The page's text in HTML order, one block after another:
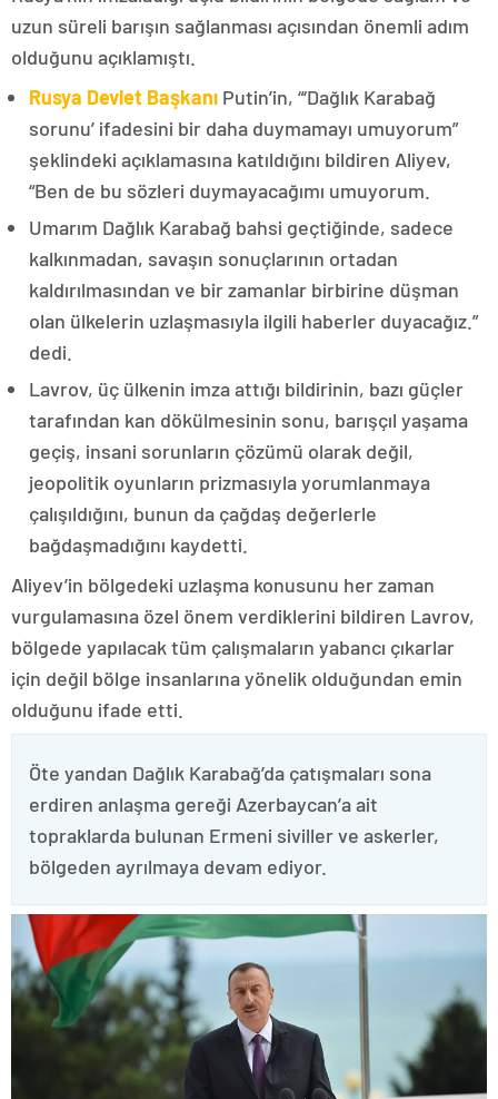
uzun süreli barışın sağlanması açısından önemli adım
olduğunu açıklamıştı.
Rusya Devlet Başkanı Putin’in, “‘Dağlık Karabağ
sorunu’ ifadesini bir daha duymamayı umuyorum”
şeklindeki açıklamasına katıldığını bildiren Aliyev,
“Ben de bu sözleri duymayacağımı umuyorum.
Umarım Dağlık Karabağ bahsi geçtiğinde, sadece
kalkınmadan, savaşın sonuçlarının ortadan
kaldırılmasından ve bir zamanlar birbirine düşman
olan ülkelerin uzlaşmasıyla ilgili haberler duyacağız.”
dedi.
Lavrov, üç ülkenin imza attığı bildirinin, bazı güçler
tarafından kan dökülmesinin sonu, barışçıl yaşama
geçiş, insani sorunların çözümü olarak değil,
jeopolitik oyunların prizmasıyla yorumlanmaya
çalışıldığını, bunun da çağdaş değerlerle
bağdaşmadığını kaydetti.
Aliyev’in bölgedeki uzlaşma konusunu her zaman
vurgulamasına özel önem verdiklerini bildiren Lavrov,
bölgede yapılacak tüm çalışmaların yabancı çıkarlar
için değil bölge insanlarına yönelik olduğundan emin
olduğunu ifade etti.
Öte yandan Dağlık Karabağ’da çatışmaları sona
erdiren anlaşma gereği Azerbaycan’a ait
topraklarda bulunan Ermeni siviller ve askerler,
bölgeden ayrılmaya devam ediyor.